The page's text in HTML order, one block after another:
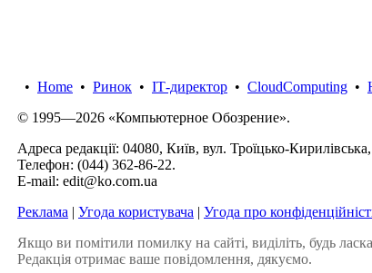
• Home • Ринок • IТ-директор • CloudComputing •
© 1995—2026 «Компьютерное Обозрение».
Адреса редакції: 04080, Київ, вул. Троїцько-
Телефон: (044) 362-86-22.
E-mail: edit@ko.com.ua
Реклама | Угода користувача | Угода про
Якщо ви помітили помилку на сайті, виділіть, будь
Редакція отримає ваше повідомлення, дякуємо.